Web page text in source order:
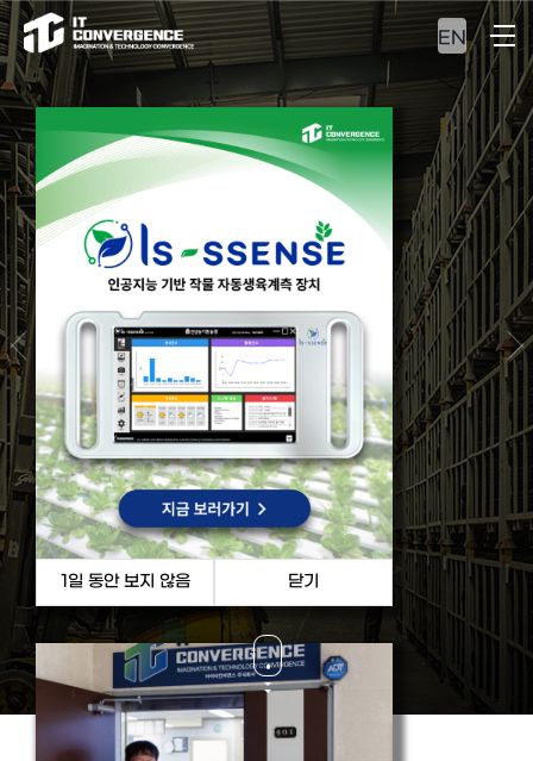
EN
적의 자원관리 및
생산관리 솔루션을
만나보십시오.
VIEW MORE
농